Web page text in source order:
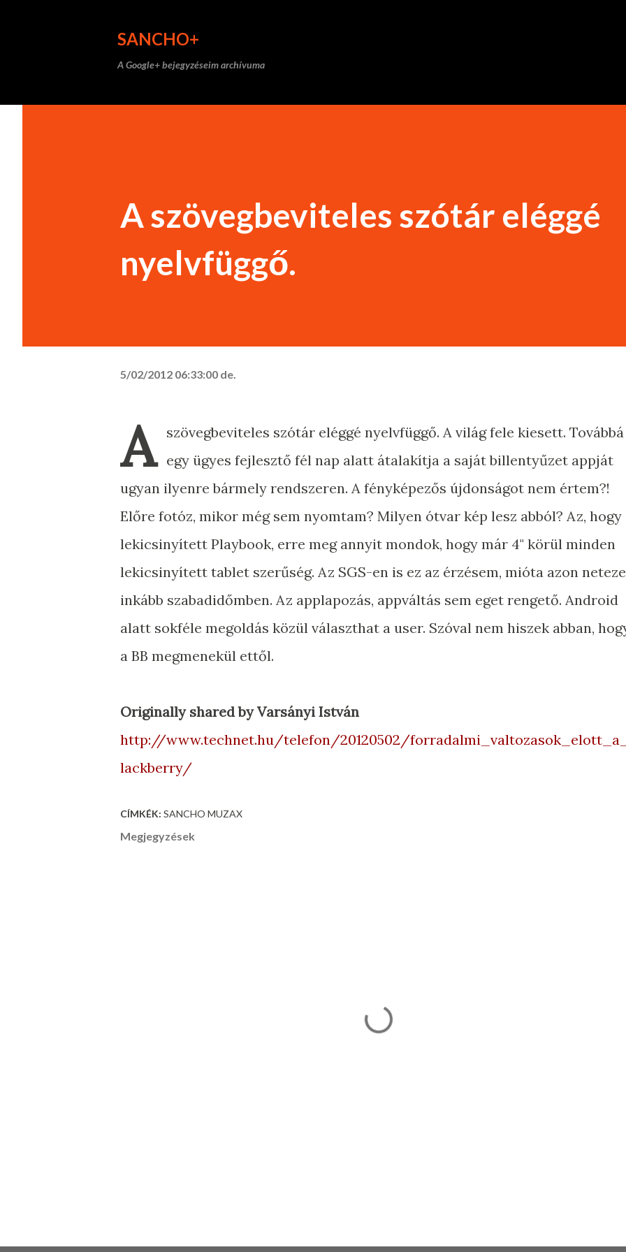
SANCHO+
A Google+ bejegyzéseim archívuma
A szövegbeviteles szótár eléggé
nyelvfüggő.
5/02/2012 06:33:00 de.
A
szövegbeviteles szótár eléggé nyelvfüggő. A világ fele kiesett. Továbbá
egy ügyes fejlesztő fél nap alatt átalakítja a saját billentyűzet appját
ugyan ilyenre bármely rendszeren. A fényképezős újdonságot nem értem?!
Előre fotóz, mikor még sem nyomtam? Milyen ótvar kép lesz abból? Az, hogy
lekicsinyített Playbook, erre meg annyit mondok, hogy már 4" körül minden
lekicsinyített tablet szerűség. Az SGS-en is ez az érzésem, mióta azon
inkább szabadidőmben. Az applapozás, appváltás sem eget rengető. Android
alatt sokféle megoldás közül választhat a user. Szóval nem hiszek abban,
a BB megmenekül ettől.
Originally shared by Varsányi István
http://www.technet.hu/telefon/20120502/
lackberry/
CÍMKÉK: SANCHO MUZAX
Megjegyzések